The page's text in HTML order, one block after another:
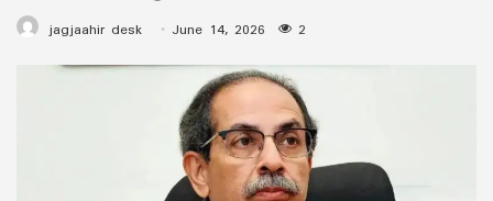
jagjaahir desk June 14, 2026 2